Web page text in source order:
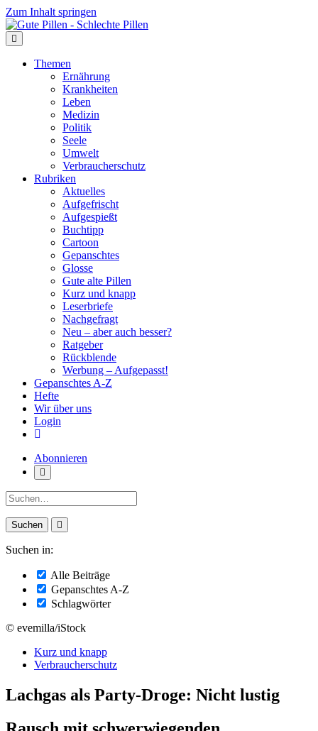
Zum Inhalt springen
Themen
Ernährung
Krankheiten
Leben
Medizin
Politik
Seele
Umwelt
Verbraucherschutz
Rubriken
Aktuelles
Aufgefrischt
Aufgespießt
Buchtipp
Cartoon
Gepanschtes
Glosse
Gute alte Pillen
Kurz und knapp
Leserbriefe
Nachgefragt
Neu – aber auch besser?
Ratgeber
Rückblende
Werbung – Aufgepasst!
Gepanschtes A-Z
Hefte
Wir über uns
Login
Abonnieren
Suche:
Suchen in:
Alle Beiträge
Gepanschtes A-Z
Schlagwörter
© evemilla/iStock
Kurz und knapp
Verbraucherschutz
Lachgas als Party-Droge: Nicht lustig